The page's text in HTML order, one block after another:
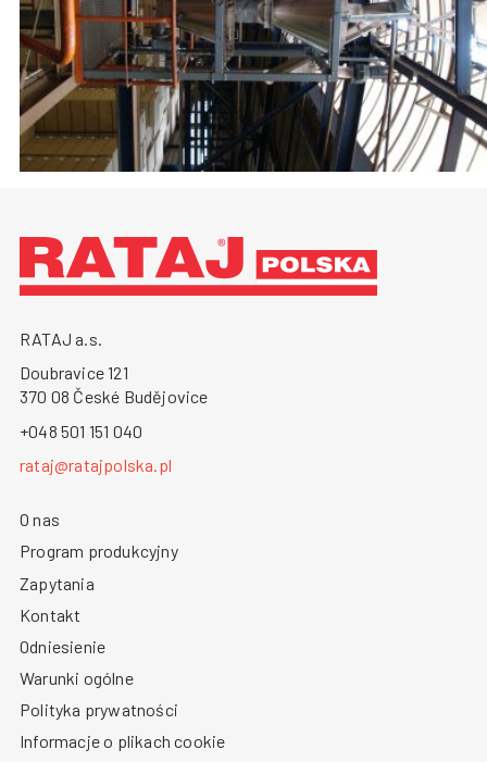
RATAJ a.s.
Doubravice 121
370 08 České Budějovice
+048 501 151 040
rataj@ratajpolska.pl
O nas
Program produkcyjny
Zapytania
Kontakt
Odniesienie
Warunki ogólne
Polityka prywatności
Informacje o plikach cookie